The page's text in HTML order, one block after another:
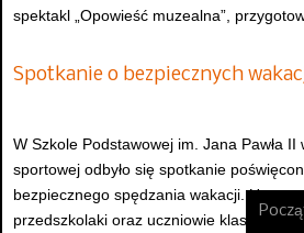
spektakl „Opowieść muzealna”,
Spotkanie o bezpiecznych
W Szkole Podstawowej im. Jana Pawła II
sportowej odbyło się spotkanie
bezpiecznego spędzania wakacji.
przedszkolaki oraz uczniowie klas I–VIII,